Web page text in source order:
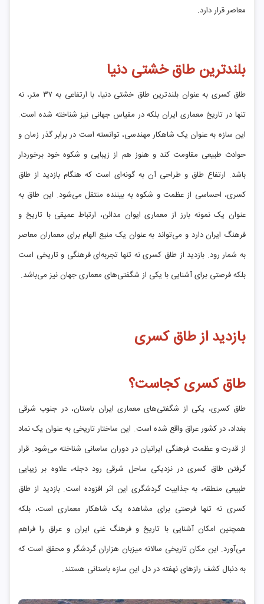
معاصر قرار دارد.
بلندترین طاق خشتی دنیا
طاق کسری به عنوان بلندترین طاق خشتی دنیا، با ارتفاعی به ۳۷ متر، نه
تنها در تاریخ معماری ایران بلکه در مقیاس جهانی نیز شناخته شده است.
این سازه به عنوان یک شاهکار مهندسی، توانسته است در برابر گذر زمان و
حوادث طبیعی مقاومت کند و هنوز هم از زیبایی و شکوه خود برخوردار
باشد. ارتفاع طاق و طراحی آن به گونه‌ای است که هنگام بازدید از طاق
کسری، احساسی از عظمت و شکوه به بیننده منتقل می‌شود. این طاق به
عنوان یک نمونه بارز از معماری ایوان مدائن، ارتباط عمیقی با تاریخ و
فرهنگ ایران دارد و می‌تواند به عنوان یک منبع الهام برای معماران معاصر
به شمار رود. بازدید از طاق کسری نه تنها تجربه‌ای فرهنگی و تاریخی است
بلکه فرصتی برای آشنایی با یکی از شگفتی‌های معماری جهان نیز می‌باشد.
بازدید از طاق کسری
طاق کسری کجاست؟
طاق کسری، یکی از شگفتی‌های معماری ایران باستان، در جنوب شرقی
بغداد، در کشور عراق واقع شده است. این ساختار تاریخی به عنوان یک نماد
از قدرت و عظمت فرهنگی ایرانیان در دوران ساسانی شناخته می‌شود. قرار
گرفتن طاق کسری در نزدیکی ساحل شرقی رود دجله، علاوه بر زیبایی
طبیعی منطقه، به جذابیت گردشگری این اثر افزوده است. بازدید از طاق
کسری نه تنها فرصتی برای مشاهده یک شاهکار معماری است، بلکه
همچنین امکان آشنایی با تاریخ و فرهنگ غنی ایران و عراق را فراهم
می‌آورد. این مکان تاریخی سالانه میزبان هزاران گردشگر و محقق است که
به دنبال کشف رازهای نهفته در دل این سازه باستانی هستند.